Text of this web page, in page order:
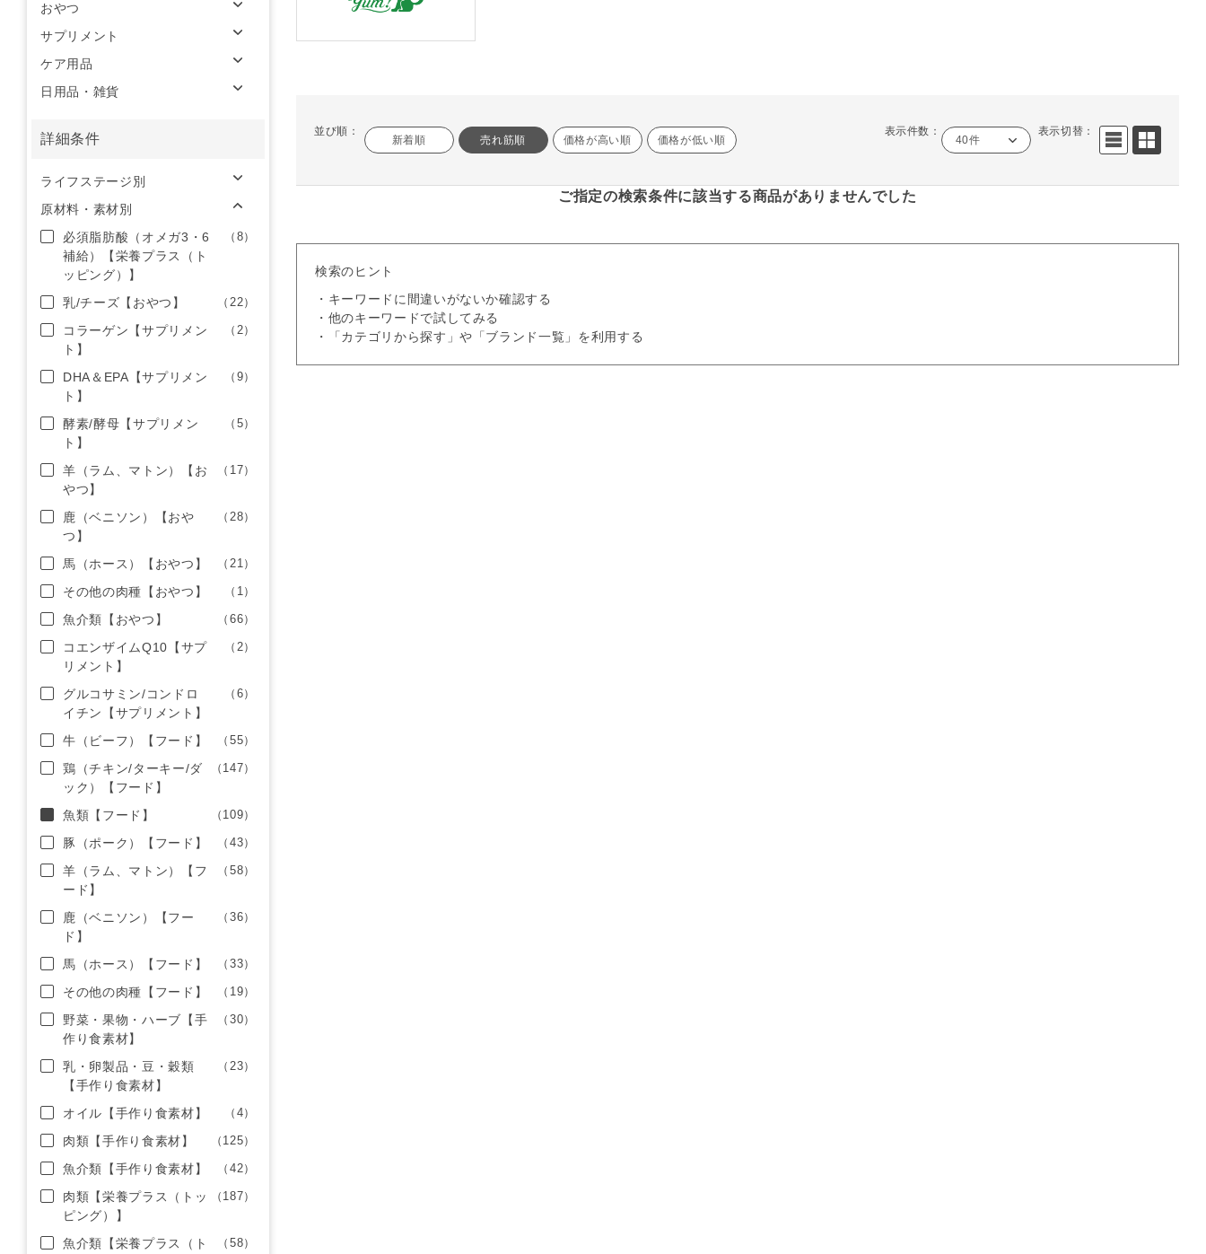
並び順：
新着順 売れ筋順 価格が高い順 価格が低い順
表示件数：
40件
表示切替：
ご指定の検索条件に該当する商品がありませんでした
検索のヒント
・キーワードに間違いがないか確認する
・他のキーワードで試してみる
・「カテゴリから探す」や「ブランド一覧」を利用する
おやつ
サプリメント
ケア用品
日用品・雑貨
詳細条件
ライフステージ別
原材料・素材別
必須脂肪酸（オメガ3・6
補給）【栄養プラス（ト
ッピング）】
（8）
乳/チーズ【おやつ】 （22）
コラーゲン【サプリメン
ト】
（2）
DHA＆EPA【サプリメン
ト】
（9）
酵素/酵母【サプリメン
ト】
（5）
羊（ラム、マトン）【お
やつ】
（17）
鹿（ベニソン）【おや
つ】
（28）
馬（ホース）【おやつ】 （21）
その他の肉種【おやつ】 （1）
魚介類【おやつ】 （66）
コエンザイムQ10【サプ
リメント】
（2）
グルコサミン/コンドロ
イチン【サプリメント】
（6）
牛（ビーフ）【フード】 （55）
鶏（チキン/ターキー/ダ
ック）【フード】
（147）
魚類【フード】 （109）
豚（ポーク）【フード】 （43）
羊（ラム、マトン）【フ
ード】
（58）
鹿（ベニソン）【フー
ド】
（36）
馬（ホース）【フード】 （33）
その他の肉種【フード】 （19）
野菜・果物・ハーブ【手
作り食素材】
（30）
乳・卵製品・豆・穀類
【手作り食素材】
（23）
オイル【手作り食素材】 （4）
肉類【手作り食素材】 （125）
魚介類【手作り食素材】 （42）
肉類【栄養プラス（トッ
ピング）】
（187）
魚介類【栄養プラス（ト
（58）